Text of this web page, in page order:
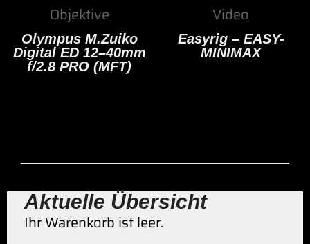
Objektive
Olympus M.Zuiko
Digital ED 12–40mm
f/2.8 PRO (MFT)
Video
Easyrig – EASY-
MINIMAX
Aktuelle Übersicht
Ihr Warenkorb ist leer.